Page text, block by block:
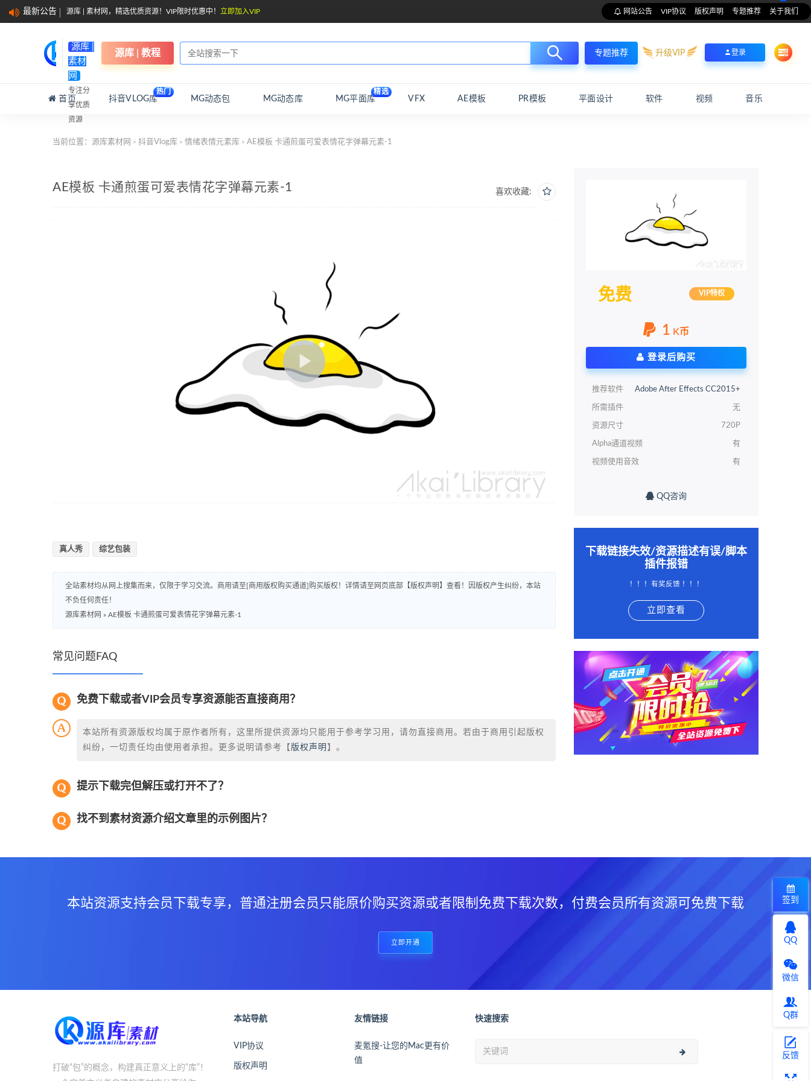
最新公告 源库 | 素材网，精选优质资源！VIP限时优惠中！ 立即加入VIP 网站公告 VIP协议 版权声明 专题推荐 关于我们
源库 |
素材
网
专注分
享优质
资源
源库 | 教程 专题推荐 升级VIP 登录
首页 抖音VLOG库
热门
MG动态包 MG动态库 MG平面库
精选
VFX AE模板 PR模板 平面设计 软件 视频 音乐
当前位置： 源库素材网 > 抖音Vlog库 > 情绪表情元素库 > AE模板 卡通煎蛋可爱表情花字弹幕元素-1
喜欢收藏:
AE模板 卡通煎蛋可爱表情花字弹幕元素-1
真人秀 综艺包装
全站素材均从网上搜集而来，仅限于学习交流。商用请至[商用版权购买通道]购买版权！详情请至网页底部【版权声明】查看！因版权产生纠纷，本站
不负任何责任！
源库素材网 » AE模板 卡通煎蛋可爱表情花字弹幕元素-1
常见问题FAQ
免费下载或者VIP会员专享资源能否直接商用？
本站所有资源版权均属于原作者所有，这里所提供资源均只能用于参考学习用，请勿直接商用。若由于商用引起版权
纠纷，一切责任均由使用者承担。更多说明请参考【 版权声明 】。
提示下载完但解压或打开不了？
找不到素材资源介绍文章里的示例图片？
免费 VIP特权
1 K币
登录后购买
推荐软件 Adobe After Effects CC2015+
所需插件 无
资源尺寸 720P
Alpha通道视频 有
视频使用音效 有
QQ咨询
下载链接失效/资源描述有误/脚本
插件报错
！！！有奖反馈 ！！！
立即查看
本站资源支持会员下载专享，普通注册会员只能原价购买资源或者限制免费下载次数，付费会员所有资源可免费下载
立即开通
打破“包”的概念，构建真正意义上的“库”！
本站导航
VIP协议
版权声明
友情链接
麦氪搜-让您的Mac更有价
值
快速搜索
签到
QQ
微信
Q群
反馈